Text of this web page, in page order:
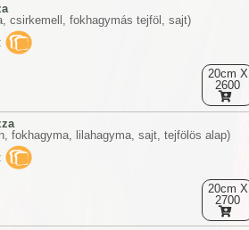
csirkemell, fokhagymás tejföl, sajt)
20cm X
2600
fokhagyma, lilahagyma, sajt, tejfölös alap)
20cm X
2700